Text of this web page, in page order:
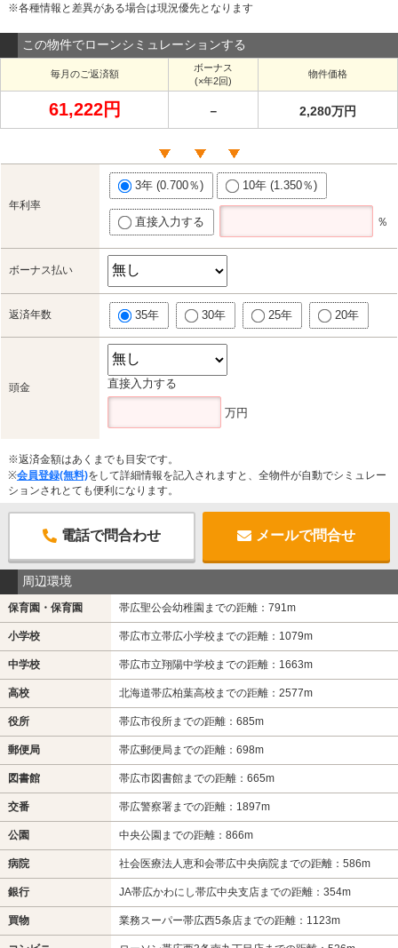
※各種情報と差異がある場合は現況優先となります
この物件でローンシミュレーションする
毎月のご返済額
ボーナス
(×年2回)
物件価格
61,222円 － 2,280万円
年利率
3年 (0.700％) 10年 (1.350％)
直接入力する ％
ボーナス払い
返済年数 35年 30年 25年 20年
頭金 直接入力する
万円
※返済金額はあくまでも目安です。
※会員登録(無料)をして詳細情報を記入されますと、全物件が自動でシミュレー
ションされとても便利になります。
電話で問合わせ メールで問合せ
周辺環境
保育園・保育園 帯広聖公会幼稚園までの距離：791m
小学校 帯広市立帯広小学校までの距離：1079m
中学校 帯広市立翔陽中学校までの距離：1663m
高校 北海道帯広柏葉高校までの距離：2577m
役所 帯広市役所までの距離：685m
郵便局 帯広郵便局までの距離：698m
図書館 帯広市図書館までの距離：665m
交番 帯広警察署までの距離：1897m
公園 中央公園までの距離：866m
病院 社会医療法人恵和会帯広中央病院までの距離：586m
銀行 JA帯広かわにし帯広中央支店までの距離：354m
買物 業務スーパー帯広西5条店までの距離：1123m